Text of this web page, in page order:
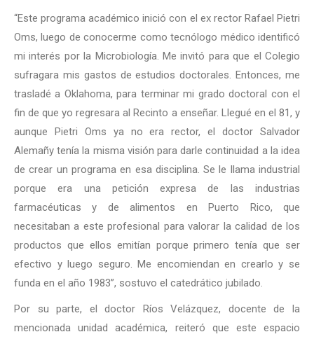
“Este programa académico inició con el ex rector Rafael Pietri
Oms, luego de conocerme como tecnólogo médico identificó
mi interés por la Microbiología. Me invitó para que el Colegio
sufragara mis gastos de estudios doctorales. Entonces, me
trasladé a Oklahoma, para terminar mi grado doctoral con el
fin de que yo regresara al Recinto a enseñar. Llegué en el 81, y
aunque Pietri Oms ya no era rector, el doctor Salvador
Alemañy tenía la misma visión para darle continuidad a la idea
de crear un programa en esa disciplina. Se le llama industrial
porque era una petición expresa de las industrias
farmacéuticas y de alimentos en Puerto Rico, que
necesitaban a este profesional para valorar la calidad de los
productos que ellos emitían porque primero tenía que ser
efectivo y luego seguro. Me encomiendan en crearlo y se
funda en el año 1983”, sostuvo el catedrático jubilado.
Por su parte, el doctor Ríos Velázquez, docente de la
mencionada unidad académica, reiteró que este espacio